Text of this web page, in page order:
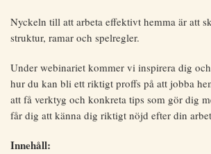
Nyckeln till att arbeta effektivt hemma är att
struktur, ramar och spelregler.
Under webinariet kommer vi inspirera dig
hur du kan bli ett riktigt proffs på att jobba
att få verktyg och konkreta tips som gör dig
får dig att känna dig riktigt nöjd efter din
Innehåll: